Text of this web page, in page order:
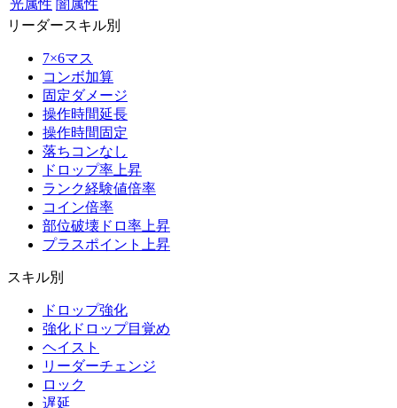
光属性 闇属性
リーダースキル別
7×6マス
コンボ加算
固定ダメージ
操作時間延長
操作時間固定
落ちコンなし
ドロップ率上昇
ランク経験値倍率
コイン倍率
部位破壊ドロ率上昇
プラスポイント上昇
スキル別
ドロップ強化
強化ドロップ目覚め
ヘイスト
リーダーチェンジ
ロック
遅延